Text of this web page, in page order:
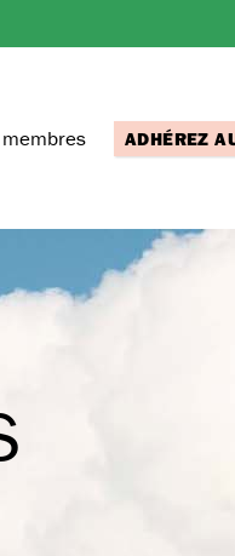
ADHÉREZ